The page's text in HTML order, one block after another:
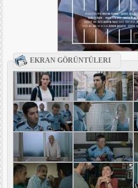
EKRAN GÖRÜNTÜLERI